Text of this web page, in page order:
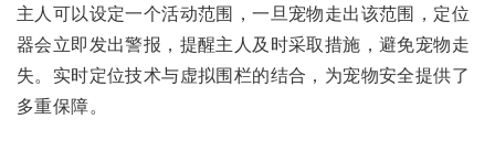
主人可以设定一个活动范围，一旦宠物走出该范围，定位
器会立即发出警报，提醒主人及时采取措施，避免宠物走
失。实时定位技术与虚拟围栏的结合，为宠物安全提供了
多重保障。